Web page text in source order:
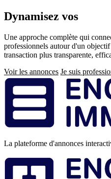
Dynamisez vos
Une approche complète qui
professionnels autour d'un
transaction plus transparente,
Voir les annonces Je suis
Pied
de
page
La plateforme d'annonces